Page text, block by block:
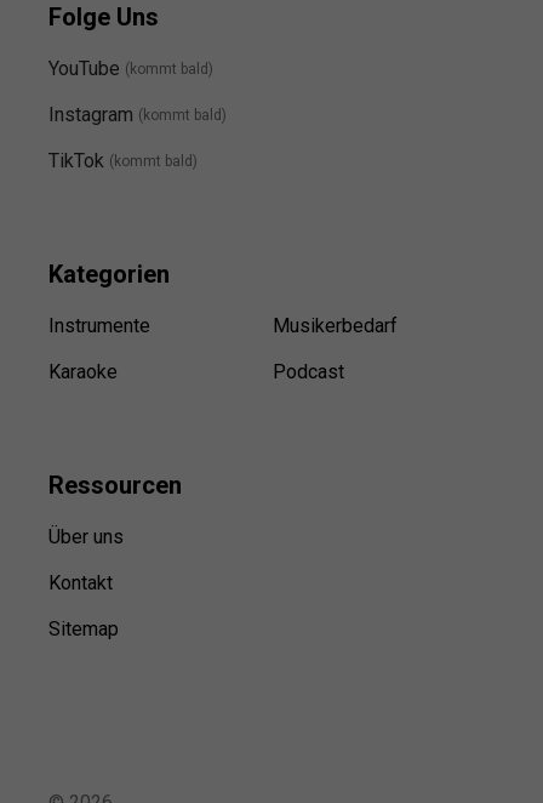
Folge Uns
YouTube (kommt bald)
Instagram (kommt bald )
TikTok (kommt bald)
Kategorien
Instrumente
Karaoke
Musikerbedarf
Podcast
Ressourcen
Über uns
Kontakt
Sitemap